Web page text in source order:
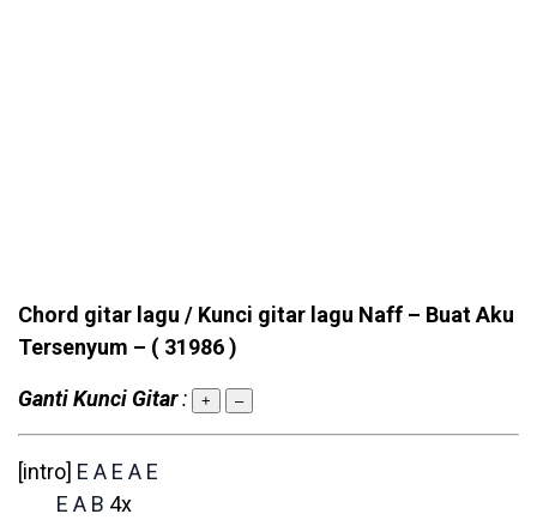
Chord gitar lagu / Kunci gitar lagu Naff – Buat Aku
Tersenyum – ( 31986 )
Ganti Kunci Gitar: + –
[intro] E A E A E
E A B 4x